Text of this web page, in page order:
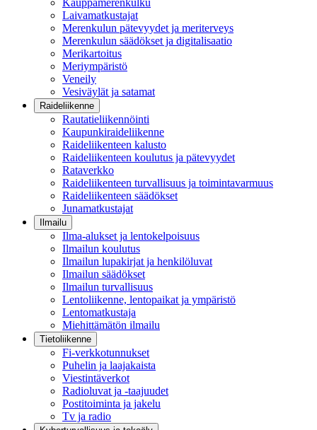
Kauppamerenkulku
Laivamatkustajat
Merenkulun pätevyydet ja meriterveys
Merenkulun säädökset ja digitalisaatio
Merikartoitus
Meriympäristö
Veneily
Vesiväylät ja satamat
Raideliikenne
Rautatieliikennöinti
Kaupunkiraideliikenne
Raideliikenteen kalusto
Raideliikenteen koulutus ja pätevyydet
Rataverkko
Raideliikenteen turvallisuus ja toimintavarmuus
Raideliikenteen säädökset
Junamatkustajat
Ilmailu
Ilma-alukset ja lentokelpoisuus
Ilmailun koulutus
Ilmailun lupakirjat ja henkilöluvat
Ilmailun säädökset
Ilmailun turvallisuus
Lentoliikenne, lentopaikat ja ympäristö
Lentomatkustaja
Miehittämätön ilmailu
Tietoliikenne
Fi-verkkotunnukset
Puhelin ja laajakaista
Viestintäverkot
Radioluvat ja -taajuudet
Postitoiminta ja jakelu
Tv ja radio